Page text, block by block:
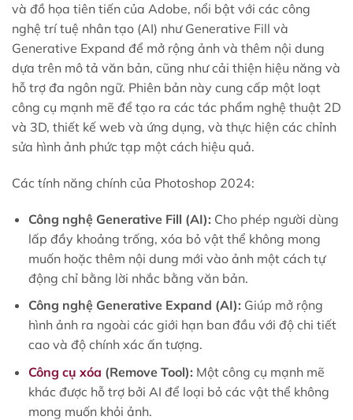
và đồ họa tiên tiến của Adobe, nổi bật với các công
nghệ trí tuệ nhân tạo (AI) như Generative Fill và
Generative Expand để mở rộng ảnh và thêm nội dung
dựa trên mô tả văn bản, cũng như cải thiện hiệu năng và
hỗ trợ đa ngôn ngữ. Phiên bản này cung cấp một loạt
công cụ mạnh mẽ để tạo ra các tác phẩm nghệ thuật 2D
và 3D, thiết kế web và ứng dụng, và thực hiện các chỉnh
sửa hình ảnh phức tạp một cách hiệu quả.
Các tính năng chính của Photoshop 2024:
Công nghệ Generative Fill (AI): Cho phép người dùng
lấp đầy khoảng trống, xóa bỏ vật thể không mong
muốn hoặc thêm nội dung mới vào ảnh một cách tự
động chỉ bằng lời nhắc bằng văn bản.
Công nghệ Generative Expand (AI): Giúp mở rộng
hình ảnh ra ngoài các giới hạn ban đầu với độ chi tiết
cao và độ chính xác ấn tượng.
Công cụ xóa (Remove Tool): Một công cụ mạnh mẽ
khác được hỗ trợ bởi AI để loại bỏ các vật thể không
mong muốn khỏi ảnh.